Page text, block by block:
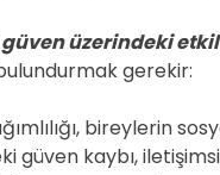
üzerindeki
gerekir:
bireylerin
güven kaybı,